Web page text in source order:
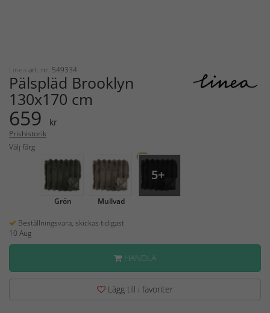
Linea art. nr: 549334
Pälspläd Brooklyn
130x170 cm
659 kr
Prishistorik
Välj färg
Grön Mullvad
NY
5+
Beställningsvara, skickas tidigast
10 Aug
HANDLA
Lägg till i favoriter